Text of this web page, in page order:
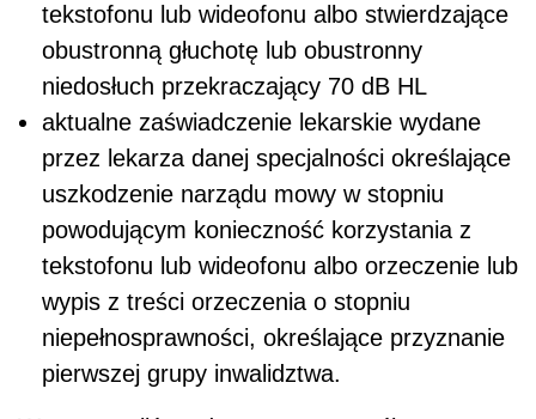
tekstofonu lub wideofonu albo stwierdzające
obustronną głuchotę lub obustronny
niedosłuch przekraczający 70 dB HL
aktualne zaświadczenie lekarskie wydane
przez lekarza danej specjalności określające
uszkodzenie narządu mowy w stopniu
powodującym konieczność korzystania z
tekstofonu lub wideofonu albo orzeczenie lub
wypis z treści orzeczenia o stopniu
niepełnosprawności, określające przyznanie
pierwszej grupy inwalidztwa.